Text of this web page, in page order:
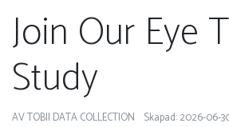
Join Our Eye
Study
AV TOBII DATA COLLECTION Skapad: 2026-06-